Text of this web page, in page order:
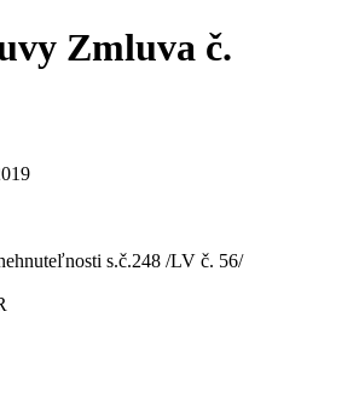
Zmluva č.
s.č.248 /LV č. 56/